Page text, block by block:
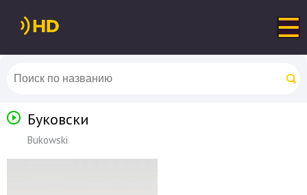
Буковски
Bukowski